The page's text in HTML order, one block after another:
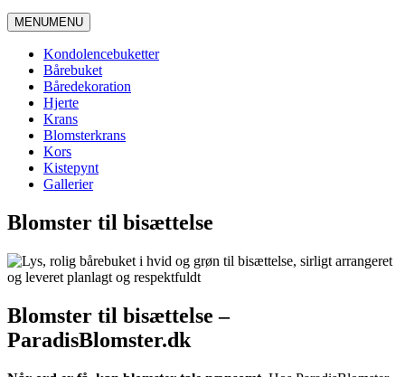
MENUMENU
Kondolencebuketter
Bårebuket
Båredekoration
Hjerte
Krans
Blomsterkrans
Kors
Kistepynt
Gallerier
Blomster til bisættelse
Blomster til bisættelse –
ParadisBlomster.dk